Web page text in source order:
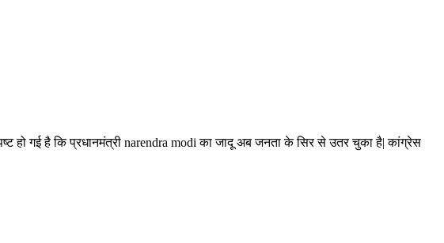
हो गई है कि प्रधानमंत्री narendra modi का जादू अब जनता के सिर से उतर चुका है| कांग्रेस